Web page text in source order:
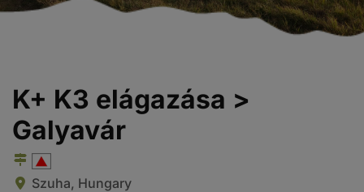
K+ K3 elágazása >
Galyavár
Szuha, Hungary